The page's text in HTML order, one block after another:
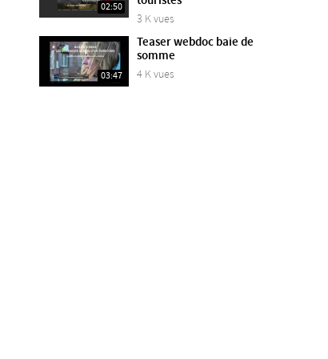
02:50
3 K vues
03:47
Teaser webdoc baie de
somme
4 K vues